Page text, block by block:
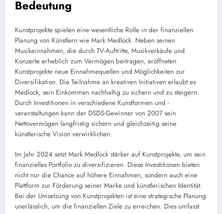
Bedeutung
Kunstprojekte spielen eine wesentliche Rolle in der finanziellen
Planung von Künstlern wie Mark Medlock. Neben seinen
Musikeinnahmen, die durch TV-Auftritte, Musikverkäufe und
Konzerte erheblich zum Vermögen beitragen, eröffneten
Kunstprojekte neue Einnahmequellen und Möglichkeiten zur
Diversifikation. Die Teilnahme an kreativen Initiativen erlaubt es
Medlock, sein Einkommen nachhaltig zu sichern und zu steigern.
Durch Investitionen in verschiedene Kunstformen und -
veranstaltungen kann der DSDS-Gewinner von 2007 sein
Nettovermögen langfristig sichern und gleichzeitig seine
künstlerische Vision verwirklichen.
Im Jahr 2024 setzt Mark Medlock stärker auf Kunstprojekte, um sein
finanzielles Portfolio zu diversifizieren. Diese Investitionen bieten
nicht nur die Chance auf höhere Einnahmen, sondern auch eine
Plattform zur Förderung seiner Marke und künstlerischen Identität.
Bei der Umsetzung von Kunstprojekten ist eine strategische Planung
unerlässlich, um die finanziellen Ziele zu erreichen. Dies umfasst